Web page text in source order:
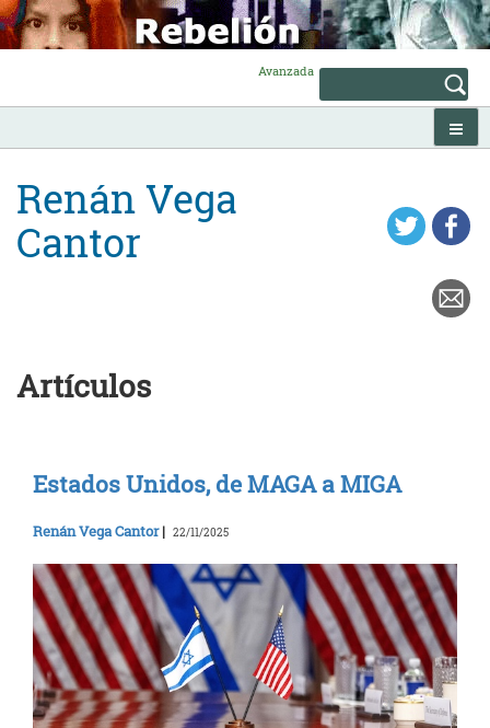
Skip
to
content
Avanzada
Renán Vega
Cantor
Artículos
Estados Unidos, de MAGA a MIGA
Renán Vega Cantor| 22/11/2025